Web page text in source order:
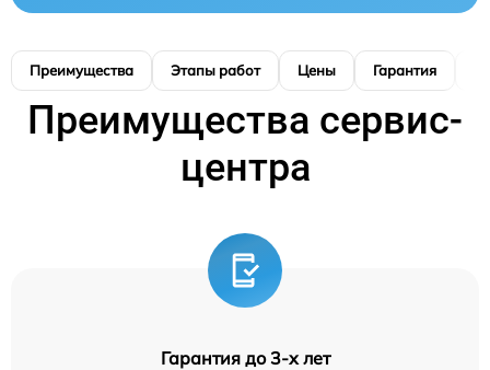
Преимущества Этапы работ Цены Гарантия
Преимущества сервис-
центра
Гарантия до 3-х лет